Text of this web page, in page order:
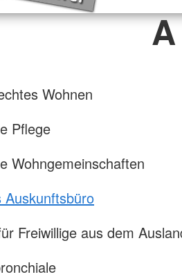
A
Wohnen
Pflege
Wohngemeinschaften
Auskunftsbüro
Freiwillige aus dem